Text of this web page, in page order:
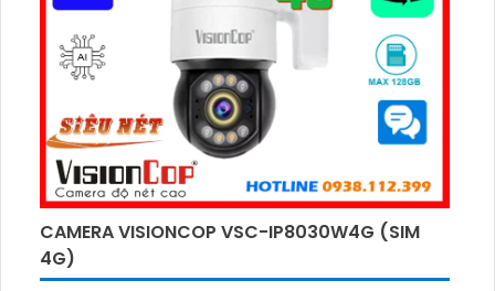
CAMERA VISIONCOP VSC-IP8030W4G (SIM
4G)